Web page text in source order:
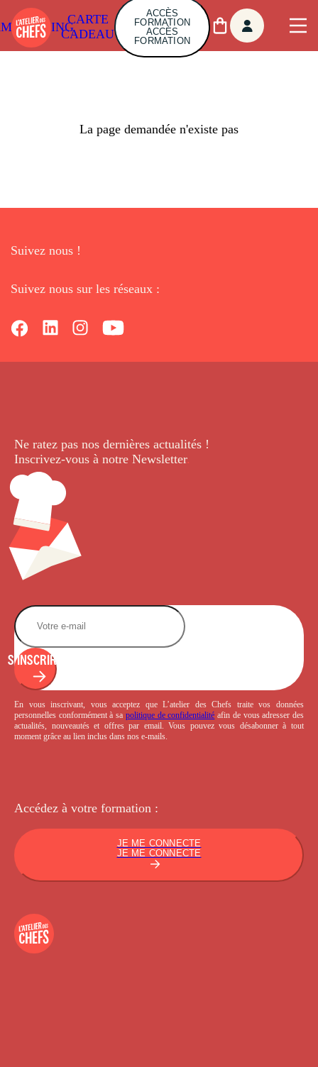
CARTE
CADEAU
ACCÈS
FORMATION
ACCÈS
FORMATION
La page demandée n'existe pas
Suivez nous !
Suivez nous sur les réseaux :
Ne ratez pas nos dernières actualités !
Inscrivez-vous à notre Newsletter.
S'INSCRIRE
En vous inscrivant, vous acceptez que L’atelier des Chefs traite vos données
personnelles conformément à sa politique de confidentialité afin de vous adresser des
actualités, nouveautés et offres par email. Vous pouvez vous désabonner à tout
moment grâce au lien inclus dans nos e-mails.
Accédez à votre formation :
JE ME CONNECTE
JE ME CONNECTE